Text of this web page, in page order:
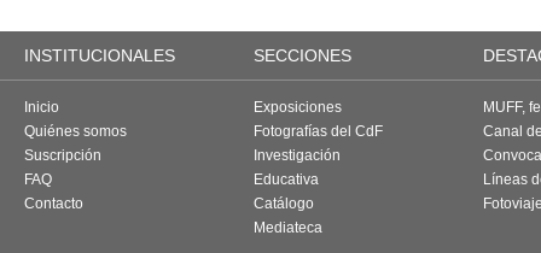
INSTITUCIONALES SECCIONES
Inicio
Quiénes somos
Suscripción
FAQ
Contacto
Exposiciones
Fotografías del CdF
Investigación
Educativa
Catálogo
Mediateca
MUFF,
Canal
Líneas